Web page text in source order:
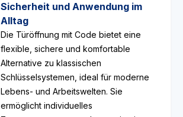
Sicherheit und Anwendung im
Alltag
Die Türöffnung mit Code bietet eine
flexible, sichere und komfortable
Alternative zu klassischen
Schlüsselsystemen, ideal für moderne
Lebens- und Arbeitswelten. Sie
ermöglicht individuelles